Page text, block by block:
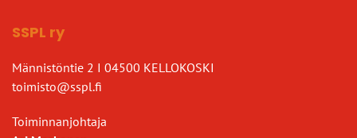
SSPL ry
Männistöntie 2 I 04500 KELLOKOSKI
toimisto@sspl.fi
Toiminnanjohtaja